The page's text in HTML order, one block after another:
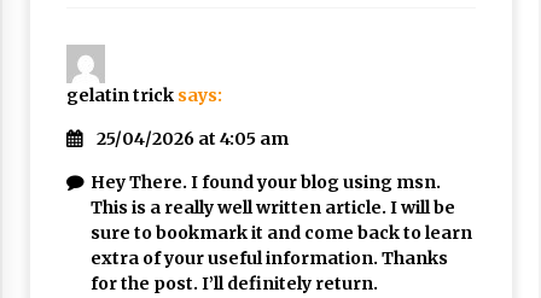
gelatin trick says:
25/04/2026 at 4:05 am
Hey There. I found your blog using msn.
This is a really well written article. I will be
sure to bookmark it and come back to learn
extra of your useful information. Thanks
for the post. I’ll definitely return.